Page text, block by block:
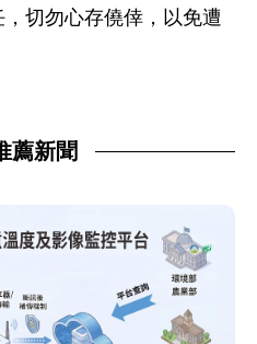
切勿心存僥倖，以免遭
薦新聞